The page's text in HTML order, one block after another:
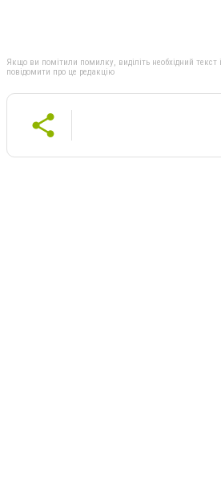
Якщо ви помітили помилку, виділіть необхідний текст
повідомити про це редакцію